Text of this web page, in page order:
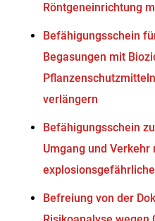
Röntgeneinrichtung
Befähigungsschein
Begasungen mit
verlängern
Befähigungsschein
Umgang und Verkehr
Befreiung von der